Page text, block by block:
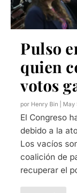
Pulso
quien
votos
por Henry Bin May
El Congreso
debido a la
Los vacíos
coalición de
recuperar el